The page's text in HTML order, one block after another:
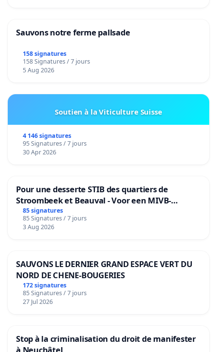
Sauvons notre ferme pallsade
158 signatures
158 Signatures / 7 jours
5 Aug 2026
Soutien à la Viticulture Suisse
4 146 signatures
95 Signatures / 7 jours
30 Apr 2026
Pour une desserte STIB des quartiers de
Stroombeek et Beauval - Voor een MIVB-
bediening van de wijken Strombeek en Het
Voor
85 signatures
85 Signatures / 7 jours
3 Aug 2026
SAUVONS LE DERNIER GRAND ESPACE VERT DU
NORD DE CHENE-BOUGERIES
172 signatures
85 Signatures / 7 jours
27 Jul 2026
Stop à la criminalisation du droit de manifester
à Neuchâtel